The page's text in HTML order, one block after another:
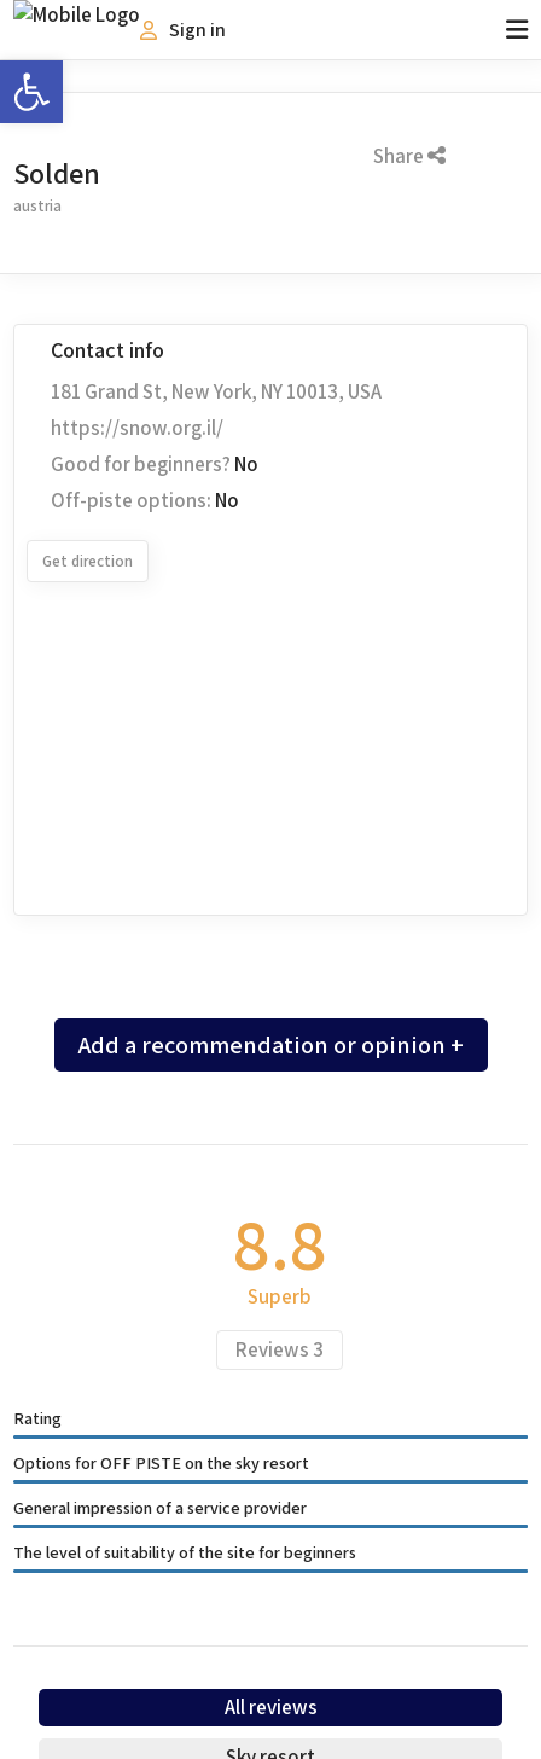
Sign in
Solden
austria
Share
Add a recommendation or opinion +
8.8
Superb
Reviews 3
Rating
Options for OFF PISTE on the sky resort
General impression of a service provider
The level of suitability of the site for beginners
Contact info
181 Grand St, New York, NY 10013, USA
https://snow.org.il/
Good for beginners? No
Off-piste options: No
Get direction
All reviews
Open toolbar